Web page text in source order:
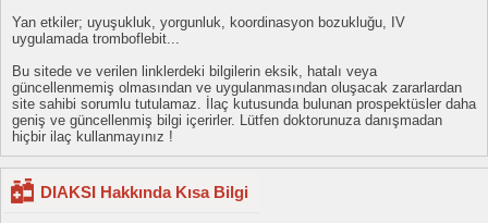
Yan etkiler; uyuşukluk, yorgunluk, koordinasyon bozukluğu, IV
uygulamada tromboflebit...
Bu sitede ve verilen linklerdeki bilgilerin eksik, hatalı veya
güncellenmemiş olmasından ve uygulanmasından oluşacak zararlardan
site sahibi sorumlu tutulamaz. İlaç kutusunda bulunan prospektüsler daha
geniş ve güncellenmiş bilgi içerirler. Lütfen doktorunuza danışmadan
hiçbir ilaç kullanmayınız !
DIAKSI Hakkında Kısa Bilgi